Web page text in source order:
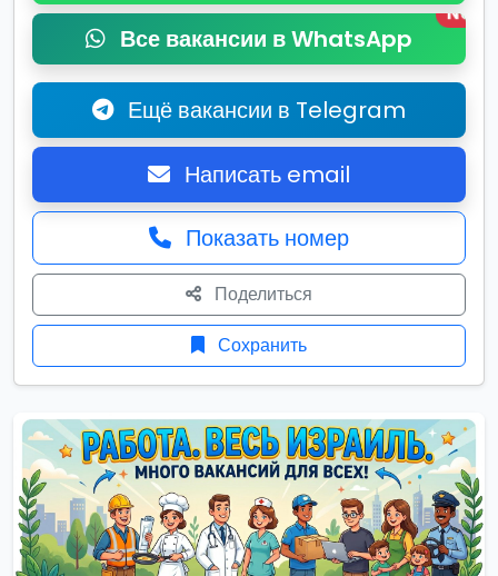
Все вакансии в WhatsApp
New
Ещё вакансии в Telegram
Написать email
Показать номер
Поделиться
Сохранить